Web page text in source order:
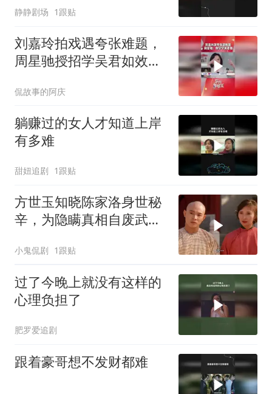
静静剧场 1跟贴
刘嘉玲拍戏遇夸张难题，
周星驰授招学吴君如效果
侃故事的阿庆
躺赚过的女人才知道上岸
有多难
甜妞追剧 1跟贴
方世玉知晓陈家洛身世秘
辛，为隐瞒真相自废武
小鬼侃剧 1跟贴
过了今晚上就没有这样的
心理负担了
肥罗爱追剧
跟着豪哥想不发财都难